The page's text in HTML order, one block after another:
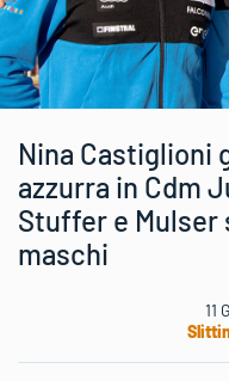
Nina Castiglioni
azzurra in Cdm
Stuffer e Mulser
maschi
11